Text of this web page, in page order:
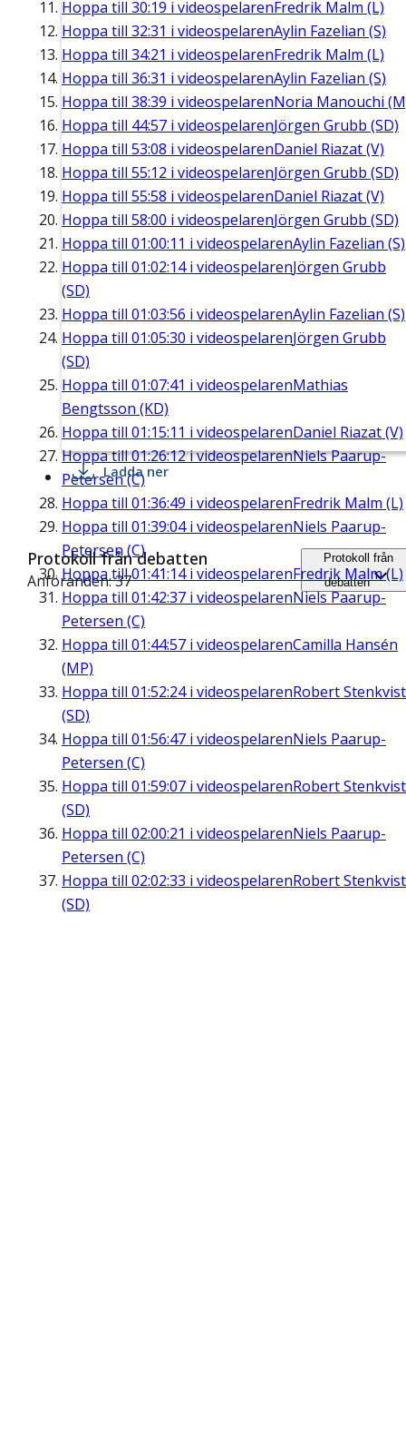
Hoppa till 30:19 i videospelarenFredrik Malm (L)
Hoppa till 32:31 i videospelarenAylin Fazelian (S)
Hoppa till 34:21 i videospelarenFredrik Malm (L)
Hoppa till 36:31 i videospelarenAylin Fazelian (S)
Hoppa till 38:39 i videospelarenNoria Manouchi
Hoppa till 44:57 i videospelarenJörgen Grubb (SD)
Hoppa till 53:08 i videospelarenDaniel Riazat (V)
Hoppa till 55:12 i videospelarenJörgen Grubb (SD)
Hoppa till 55:58 i videospelarenDaniel Riazat (V)
Hoppa till 58:00 i videospelarenJörgen Grubb (SD)
Hoppa till 01:00:11 i videospelarenAylin Fazelian (S)
Hoppa till 01:02:14i videospelarenJörgen Grubb
(SD)
Hoppa till 01:03:56 i videospelarenAylin Fazelian (S)
Hoppa till 01:05:30 i videospelarenJörgen Grubb
(SD)
Hoppa till 01:07:41 i videospelarenMathias
Bengtsson (KD)
Hoppa till 01:15:11 i videospelarenDaniel Riazat (V)
Hoppa till01:26:12i videospelarenNiels Paarup-
Petersen (C)
Hoppa till 01:36:49 i videospelarenFredrik Malm (L)
Hoppa till 01:39:04i videospelarenNiels Paarup-
Petersen (C)
Hoppa till01:41:14i videospelarenFredrik Malm (L)
Hoppa till 01:42:37 i videospelarenNiels Paarup-
Petersen (C)
Hoppa till 01:44:57 i videospelarenCamilla Hansén
(MP)
Hoppa till 01:52:24i videospelarenRobert Stenkvist
(SD)
Hoppa till 01:56:47 i videospelarenNiels Paarup-
Petersen (C)
Hoppa till 01:59:07 i videospelarenRobert Stenkvist
(SD)
Hoppa till 02:00:21 i videospelarenNiels Paarup-
Petersen (C)
Hoppa till 02:02:33 i videospelarenRobert Stenkvist
(SD)
Ladda ner
Protokoll från debatten
Anföranden: 37
Protokoll från
debatten